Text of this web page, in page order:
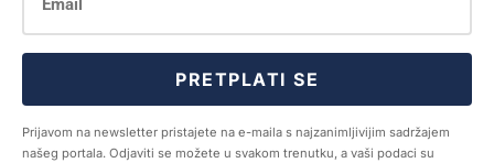
PRETPLATI SE
Prijavom na newsletter pristajete na e-maila s najzanimljivijim sadržajem
našeg portala. Odjaviti se možete u svakom trenutku, a vaši podaci su